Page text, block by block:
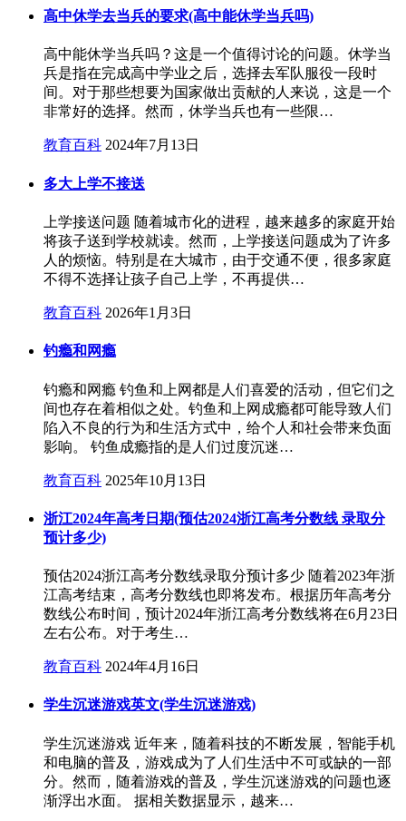
高中休学去当兵的要求(高中能休学当兵吗)
高中能休学当兵吗？这是一个值得讨论的问题。休学当
兵是指在完成高中学业之后，选择去军队服役一段时
间。对于那些想要为国家做出贡献的人来说，这是一个
非常好的选择。然而，休学当兵也有一些限…
教育百科 2024年7月13日
多大上学不接送
上学接送问题 随着城市化的进程，越来越多的家庭开始
将孩子送到学校就读。然而，上学接送问题成为了许多
人的烦恼。特别是在大城市，由于交通不便，很多家庭
不得不选择让孩子自己上学，不再提供…
教育百科 2026年1月3日
钓瘾和网瘾
钓瘾和网瘾 钓鱼和上网都是人们喜爱的活动，但它们之
间也存在着相似之处。钓鱼和上网成瘾都可能导致人们
陷入不良的行为和生活方式中，给个人和社会带来负面
影响。 钓鱼成瘾指的是人们过度沉迷…
教育百科 2025年10月13日
浙江2024年高考日期(预估2024浙江高考分数线 录取分
预计多少)
预估2024浙江高考分数线录取分预计多少 随着2023年浙
江高考结束，高考分数线也即将发布。根据历年高考分
数线公布时间，预计2024年浙江高考分数线将在6月23日
左右公布。对于考生…
教育百科 2024年4月16日
学生沉迷游戏英文(学生沉迷游戏)
学生沉迷游戏 近年来，随着科技的不断发展，智能手机
和电脑的普及，游戏成为了人们生活中不可或缺的一部
分。然而，随着游戏的普及，学生沉迷游戏的问题也逐
渐浮出水面。 据相关数据显示，越来…